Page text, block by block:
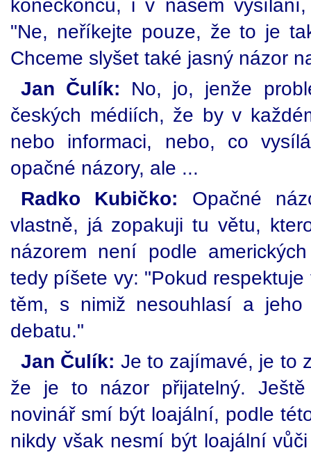
koneckonců, i v našem
"Ne, neříkejte pouze, že to je
Chceme slyšet také jasný názor
Jan Čulík: No, jo, jenže
českých médiích, že by v
nebo informaci, nebo, co
opačné názory, ale ...
Radko Kubičko: Opačné
vlastně, já zopakuji tu větu,
názorem není podle
tedy píšete vy: "Pokud
těm, s nimiž nesouhlasí a
debatu."
Jan Čulík: Je to zajímavé, je to
že je to názor přijatelný.
novinář smí být loajální, podle
nikdy však nesmí být loajální